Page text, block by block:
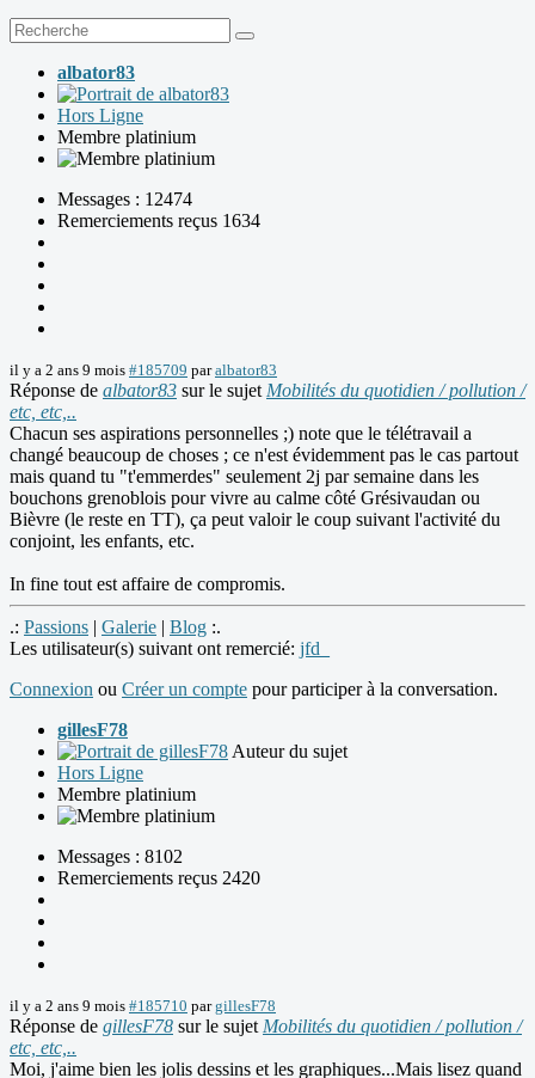
albator83
Hors Ligne
Membre platinium
Messages : 12474
Remerciements reçus 1634
il y a 2 ans 9 mois #185709 paralbator83
Réponse de albator83 sur le sujet Mobilités du quotidien / pollution /
etc, etc,..
Chacun ses aspirations personnelles ;) note que le télétravail a
changé beaucoup de choses ; ce n'est évidemment pas le cas partout
mais quand tu "t'emmerdes" seulement 2j par semaine dans les
bouchons grenoblois pour vivre au calme côté Grésivaudan ou
Bièvre (le reste en TT), ça peut valoir le coup suivant l'activité du
conjoint, les enfants, etc.
In fine tout est affaire de compromis.
.: Passions | Galerie | Blog :.
Les utilisateur(s) suivant ont remercié: jfd_
Connexion ou Créer un compte pour participer à la conversation.
gillesF78
Auteur du sujet
Hors Ligne
Membre platinium
Messages : 8102
Remerciements reçus 2420
il y a 2 ans 9 mois #185710 pargillesF78
Réponse de gillesF78 sur le sujet Mobilités du quotidien / pollution /
etc, etc,..
Moi, j'aime bien les jolis dessins et les graphiques...Mais lisez quand